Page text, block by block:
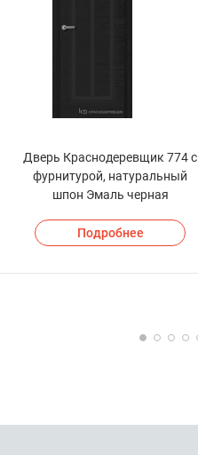
Дверь Краснодеревщик 774 с
фурнитурой, натуральный
шпон Эмаль черная
Подробнее